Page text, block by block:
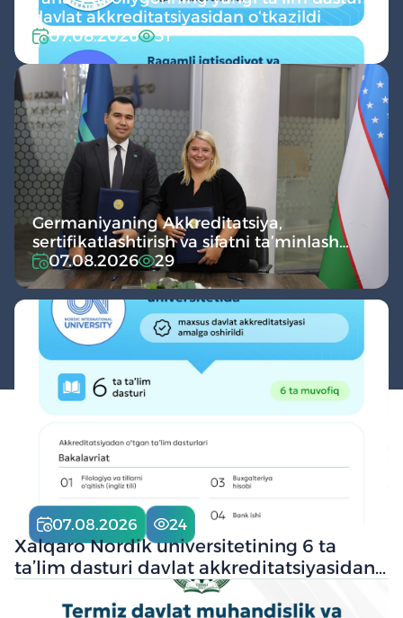
davlat akkreditatsiyasidan o‘tkazildi
07.08.2026
31
Germaniyaning Akkreditatsiya,
sertifikatlashtirish va sifatni ta’minlash
instituti (ACQUIN) bilan hamkorlik yo‘lga
qo‘yildi
07.08.2026 29
07.08.2026 24
Xalqaro Nordik universitetining 6 ta
ta’lim dasturi davlat akkreditatsiyasidan
muvaffaqiyatli o‘tdi